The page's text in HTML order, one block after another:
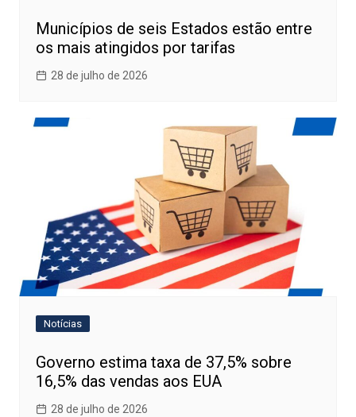
Municípios de seis Estados estão entre
os mais atingidos por tarifas
28 de julho de 2026
Notícias
Governo estima taxa de 37,5% sobre
16,5% das vendas aos EUA
28 de julho de 2026